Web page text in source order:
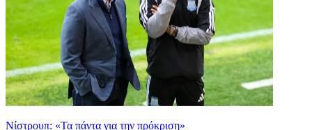
Νίστρουπ: «Τα πάντα για την πρόκριση»